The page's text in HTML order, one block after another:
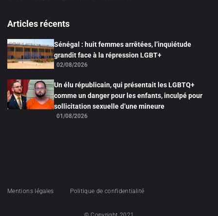
Articles récents
Sénégal : huit femmes arrêtées, l’inquiétude
grandit face à la répression LGBT+
02/08/2026
Un élu républicain, qui présentait les LGBTQ+
comme un danger pour les enfants, inculpé pour
sollicitation sexuelle d’une mineure
01/08/2026
Mentions légales Politique de confidentialité